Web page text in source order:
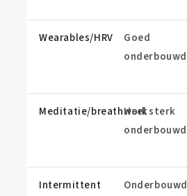
Wearables/HRV
Goed
onderbouwd
Meditatie/breathworkHeel sterk
onderbouwd
Intermittent
Onderbouwd